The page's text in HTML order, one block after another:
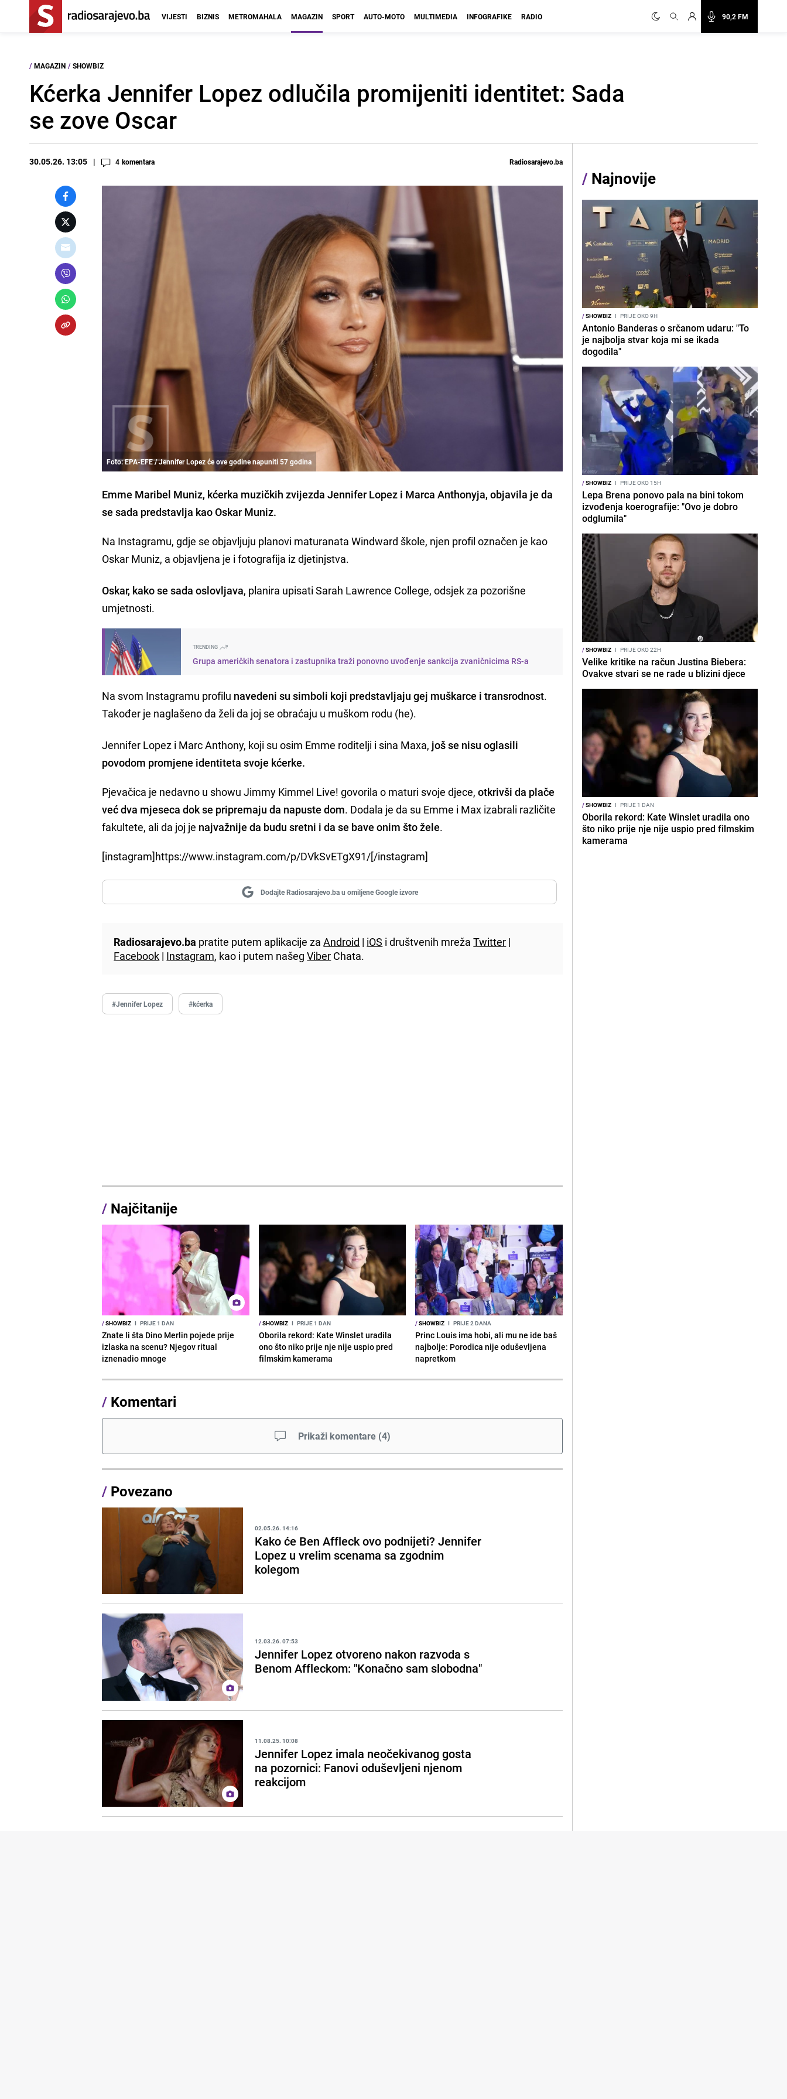
90,2 FM
VIJESTI BIZNIS METROMAHALA MAGAZIN SPORT AUTO-MOTO MULTIMEDIA INFOGRAFIKE RADIO
/ MAGAZIN / SHOWBIZ
Kćerka Jennifer Lopez odlučila promijeniti identitet: Sada
se zove Oscar
30.05.26. 13:05 4 komentara Radiosarajevo.ba
Foto: EPA-EFE / Jennifer Lopez će ove godine napuniti 57 godina
Emme Maribel Muniz, kćerka muzičkih zvijezda Jennifer Lopez i Marca Anthonyja, objavila je da
se sada predstavlja kao Oskar Muniz.
Na Instagramu, gdje se objavljuju planovi maturanata Windward škole, njen profil označen je kao
Oskar Muniz, a objavljena je i fotografija iz djetinjstva.
Oskar, kako se sada oslovljava, planira upisati Sarah Lawrence College, odsjek za pozorišne
umjetnosti.
TRENDING
Grupa američkih senatora i zastupnika traži ponovno uvođenje sankcija zvaničnicima RS-a
Na svom Instagramu profilu navedeni su simboli koji predstavljaju gej muškarce i transrodnost.
Također je naglašeno da želi da joj se obraćaju u muškom rodu (he).
Jennifer Lopez i Marc Anthony, koji su osim Emme roditelji i sina Maxa, još se nisu oglasili
povodom promjene identiteta svoje kćerke.
Pjevačica je nedavno u showu Jimmy Kimmel Live! govorila o maturi svoje djece,otkrivši da plače
već dva mjeseca dok se pripremaju da napuste dom. Dodala je da su Emme i Max izabrali različite
fakultete, ali da joj je najvažnije da budu sretni i da se bave onim što žele.
[instagram]https://www.instagram.com/p/DVkSvETgX91/[/instagram]
Dodajte Radiosarajevo.ba u omiljene Google izvore
Radiosarajevo.ba pratite putem aplikacije zaAndroid | iOS i društvenih mrežaTwitter |
Facebook | Instagram, kao i putem našegViber Chata.
#Jennifer Lopez #kćerka
/ Najčitanije
/SHOWBIZ I PRIJE 1 DAN
Znate li šta Dino Merlin pojede prije
izlaska na scenu? Njegov ritual
iznenadio mnoge
/SHOWBIZ I PRIJE 1 DAN
Oborila rekord: Kate Winslet uradila
ono što niko prije nje nije uspio pred
filmskim kamerama
/SHOWBIZ I PRIJE 2 DANA
Princ Louis ima hobi, ali mu ne ide baš
najbolje: Porodica nije oduševljena
napretkom
/ Komentari
Prikaži komentare (4)
/ Povezano
02.05.26. 14:16
Kako će Ben Affleck ovo podnijeti? Jennifer
Lopez u vrelim scenama sa zgodnim
kolegom
12.03.26. 07:53
Jennifer Lopez otvoreno nakon razvoda s
Benom Affleckom: "Konačno sam slobodna"
11.08.25. 10:08
Jennifer Lopez imala neočekivanog gosta
na pozornici: Fanovi oduševljeni njenom
reakcijom
/ Najnovije
/SHOWBIZ I PRIJE OKO 9H
Antonio Banderas o srčanom udaru: "To
je najbolja stvar koja mi se ikada
dogodila"
/SHOWBIZ I PRIJE OKO 15H
Lepa Brena ponovo pala na bini tokom
izvođenja koerografije: "Ovo je dobro
odglumila"
/SHOWBIZ I PRIJE OKO 22H
Velike kritike na račun Justina Biebera:
Ovakve stvari se ne rade u blizini djece
/SHOWBIZ I PRIJE 1 DAN
Oborila rekord: Kate Winslet uradila ono
što niko prije nje nije uspio pred filmskim
kamerama